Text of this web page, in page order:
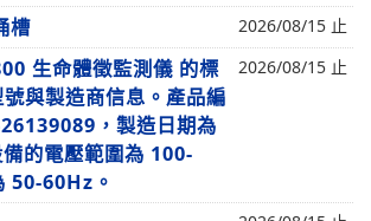
槽 2026/08/15 止
生命體徵監測儀 的標
與製造商信息。產品編
，製造日期為
的電壓範圍為 100-
50-60Hz。
2026/08/15 止